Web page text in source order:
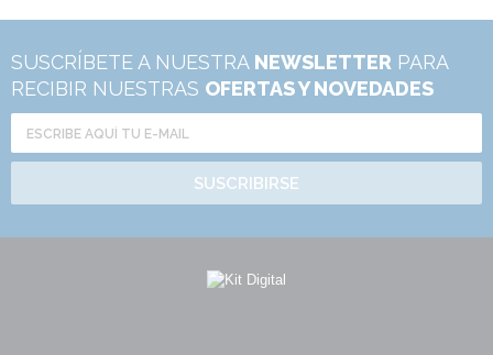
SUSCRÍBETE A NUESTRA NEWSLETTER PARA
RECIBIR NUESTRAS OFERTAS Y NOVEDADES
SUSCRIBIRSE